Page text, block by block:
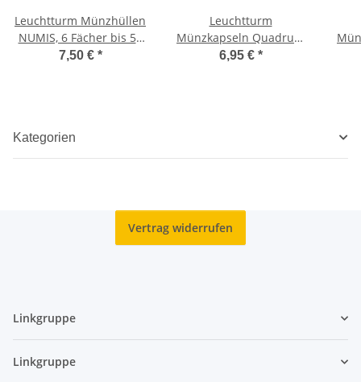
Leuchtturm Münzhüllen
NUMIS, 6 Fächer bis 55
mm Ø
7,50 € *
Leuchtturm
Münzkapseln Quadrum
39 mm
6,95 € *
Kategorien
Vertrag widerrufen
Linkgruppe
Linkgruppe